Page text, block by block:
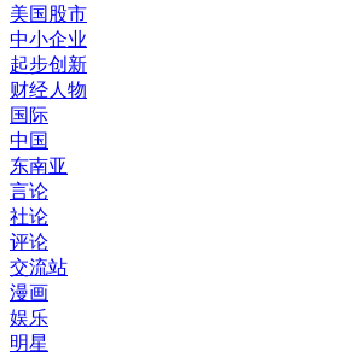
美国股市
中小企业
起步创新
财经人物
国际
中国
东南亚
言论
社论
评论
交流站
漫画
娱乐
明星